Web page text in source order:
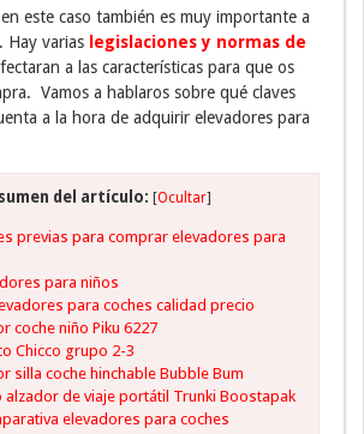
en este caso también es muy importante a
Hay varias legislaciones y normas de
a las características para que os
Vamos a hablaros sobre qué claves
a la hora de adquirir elevadores para
del artículo: [Ocultar]
previas para comprar elevadores para
para niños
para coches calidad precio
coche niño Piku 6227
Chicco grupo 2-3
silla coche hinchable Bubble Bum
de viaje portátil Trunki Boostapak
elevadores para coches